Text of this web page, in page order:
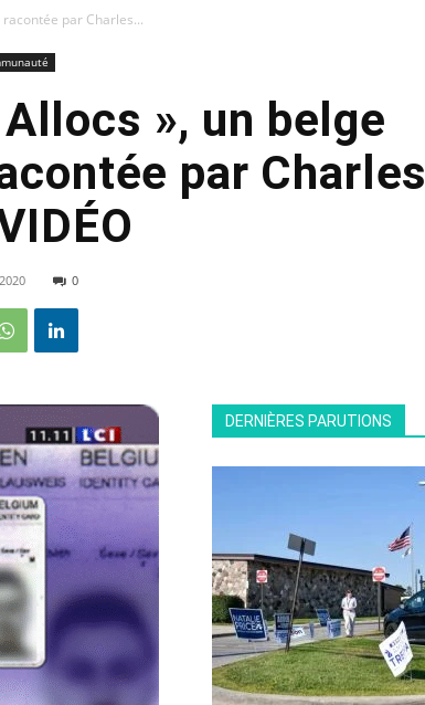
par Charles...
», un belge
par Charles
0
DERNIÈRES PARUTIONS